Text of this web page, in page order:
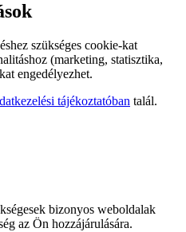
szükséges cookie-kat
(marketing, statisztika,
engedélyezhet.
tájékoztatóban talál.
bizonyos weboldalak
az Ön hozzájárulására.